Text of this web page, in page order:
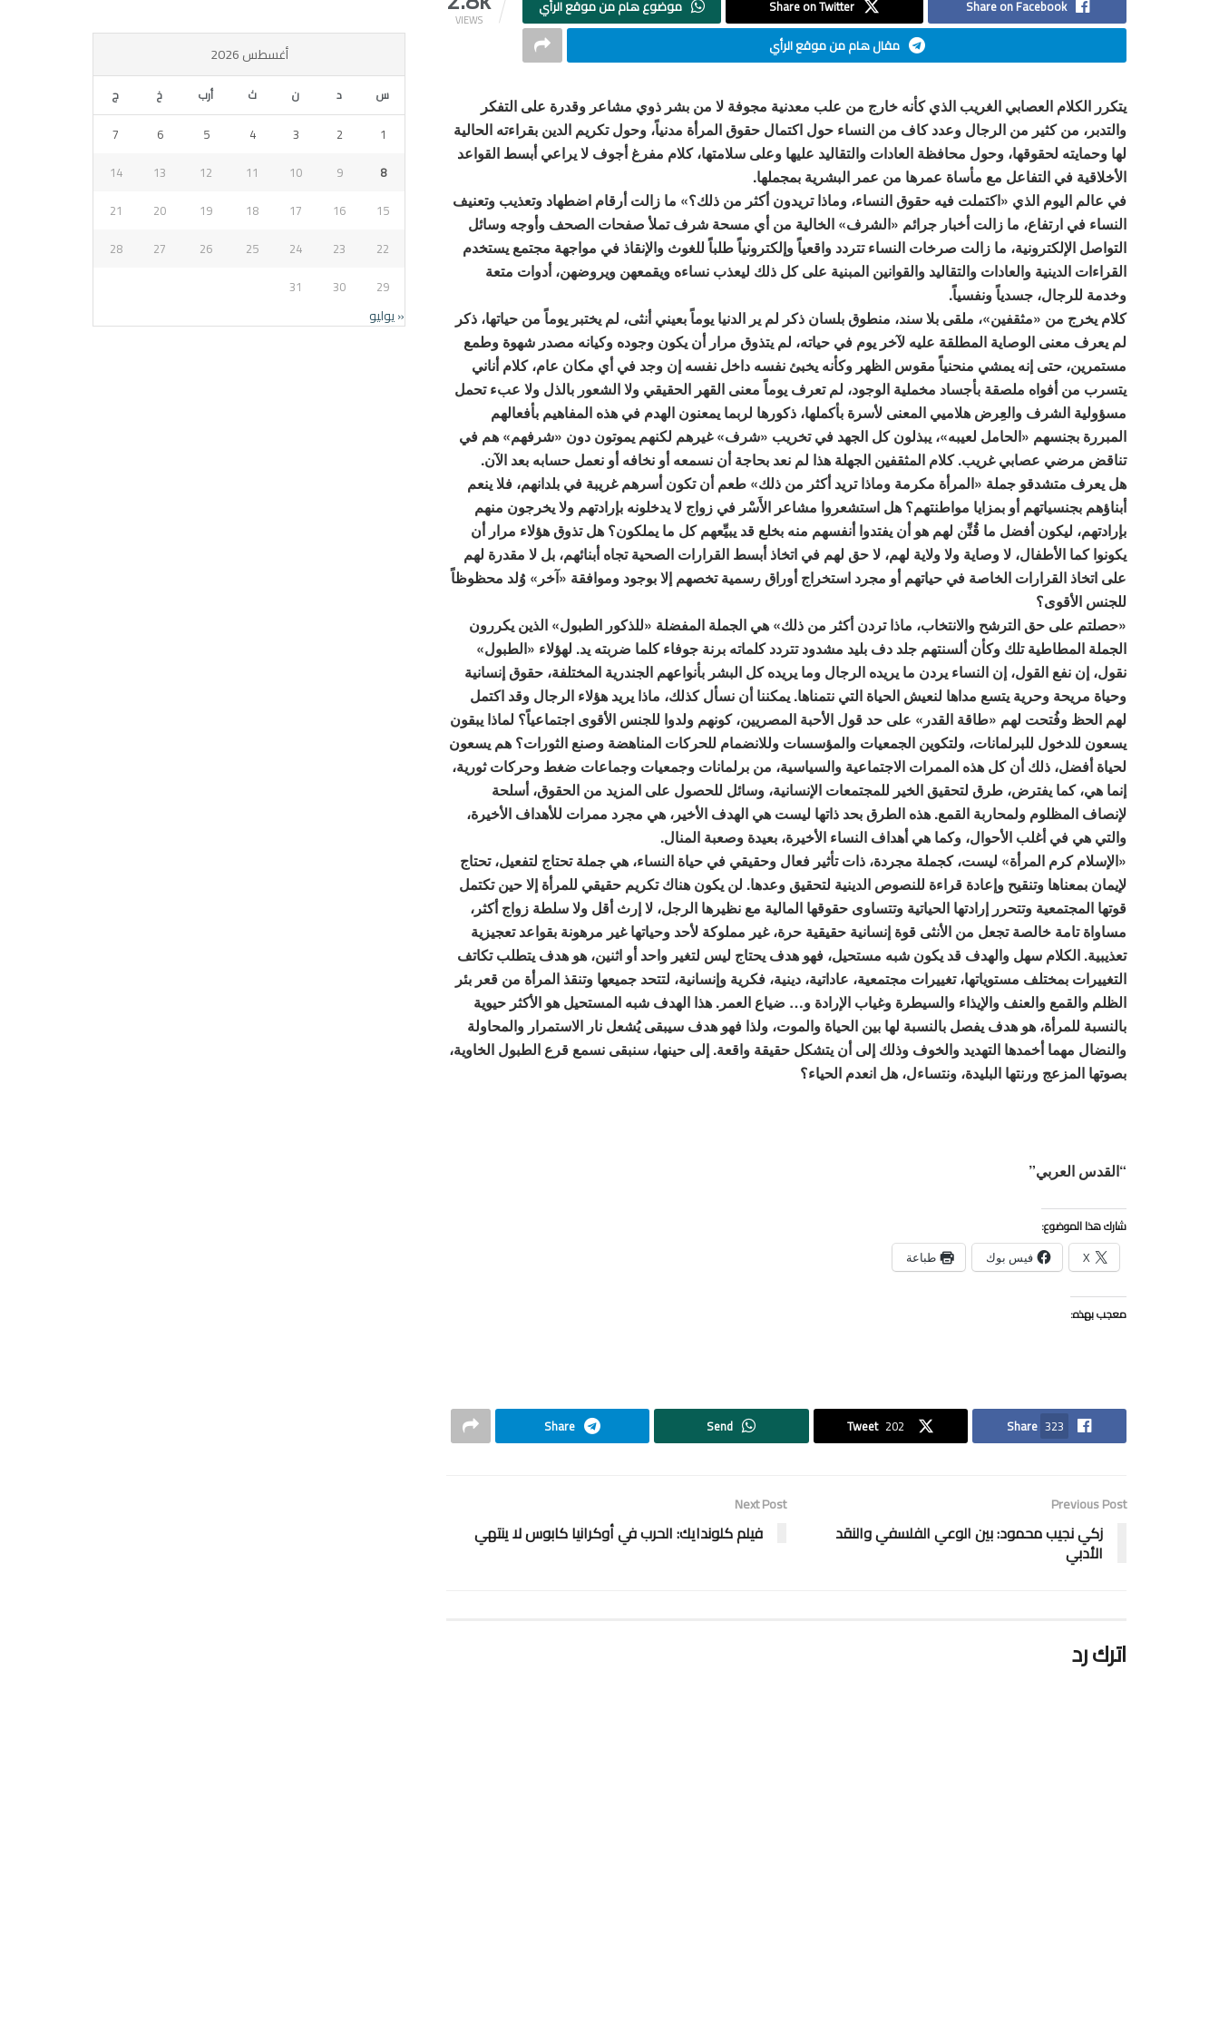
VIEWS
Share on Facebook
Share on Twitter
موضوع هام من موقع الرأي
مقال هام من موقع الرأي
يتكرر الكلام العصابي الغريب الذي كأنه خارج من علب معدنية مجوفة لا من بشر ذوي مشاعر وقدرة على التفكر
والتدبر، من كثير من الرجال وعدد كاف من النساء حول اكتمال حقوق المرأة مدنياً، وحول تكريم الدين بقراءته الحالية
لها وحمايته لحقوقها، وحول محافظة العادات والتقاليد عليها وعلى سلامتها، كلام مفرغ أجوف لا يراعي أبسط القواعد
الأخلاقية في التفاعل مع مأساة عمرها من عمر البشرية بمجملها.
في عالم اليوم الذي «اكتملت فيه حقوق النساء، وماذا تريدون أكثر من ذلك؟» ما زالت أرقام اضطهاد وتعذيب وتعنيف
النساء في ارتفاع، ما زالت أخبار جرائم «الشرف» الخالية من أي مسحة شرف تملأ صفحات الصحف وأوجه وسائل
التواصل الإلكترونية، ما زالت صرخات النساء تتردد واقعياً وإلكترونياً طلباً للغوث والإنقاذ في مواجهة مجتمع يستخدم
القراءات الدينية والعادات والتقاليد والقوانين المبنية على كل ذلك ليعذب نساءه ويقمعهن ويروضهن، أدوات متعة
وخدمة للرجال، جسدياً ونفسياً.
كلام يخرج من «مثقفين»، ملقى بلا سند، منطوق بلسان ذكر لم ير الدنيا يوماً بعيني أنثى، لم يختبر يوماً من حياتها، ذكر
لم يعرف معنى الوصاية المطلقة عليه لآخر يوم في حياته، لم يتذوق مرار أن يكون وجوده وكيانه مصدر شهوة وطمع
مستمرين، حتى إنه يمشي منحنياً مقوس الظهر وكأنه يخبئ نفسه داخل نفسه إن وجد في أي مكان عام، كلام أناني
يتسرب من أفواه ملصقة بأجساد مخملية الوجود، لم تعرف يوماً معنى القهر الحقيقي ولا الشعور بالذل ولا عبء تحمل
مسؤولية الشرف والعِرض هلاميي المعنى لأسرة بأكملها، ذكورها لربما يمعنون الهدم في هذه المفاهيم بأفعالهم
المبررة بجنسهم «الحامل لعيبه»، يبذلون كل الجهد في تخريب «شرف» غيرهم لكنهم يموتون دون «شرفهم» هم في
تناقض مرضي عصابي غريب. كلام المثقفين الجهلة هذا لم نعد بحاجة أن نسمعه أو نخافه أو نعمل حسابه بعد الآن.
هل يعرف متشدقو جملة «المرأة مكرمة وماذا تريد أكثر من ذلك» طعم أن تكون أسرهم غريبة في بلدانهم، فلا ينعم
أبناؤهم بجنسياتهم أو بمزايا مواطنتهم؟ هل استشعروا مشاعر الأَسْر في زواج لا يدخلونه بإرادتهم ولا يخرجون منهم
بإرادتهم، ليكون أفضل ما قُنِّن لهم هو أن يفتدوا أنفسهم منه بخلع قد يبيِّعهم كل ما يملكون؟ هل تذوق هؤلاء مرار أن
يكونوا كما الأطفال، لا وصاية ولا ولاية لهم، لا حق لهم في اتخاذ أبسط القرارات الصحية تجاه أبنائهم، بل لا مقدرة لهم
على اتخاذ القرارات الخاصة في حياتهم أو مجرد استخراج أوراق رسمية تخصهم إلا بوجود وموافقة «آخر» وُلد محظوظاً
للجنس الأقوى؟
«حصلتم على حق الترشح والانتخاب، ماذا تردن أكثر من ذلك» هي الجملة المفضلة «للذكور الطبول» الذين يكررون
الجملة المطاطية تلك وكأن ألسنتهم جلد دف بليد مشدود تتردد كلماته برنة جوفاء كلما ضربته يد. لهؤلاء «الطبول»
نقول، إن نفع القول، إن النساء يردن ما يريده الرجال وما يريده كل البشر بأنواعهم الجندرية المختلفة، حقوق إنسانية
وحياة مريحة وحرية يتسع مداها لنعيش الحياة التي نتمناها. يمكننا أن نسأل كذلك، ماذا يريد هؤلاء الرجال وقد اكتمل
لهم الحظ وفُتحت لهم «طاقة القدر» على حد قول الأحبة المصريين، كونهم ولدوا للجنس الأقوى اجتماعياً؟ لماذا يبقون
يسعون للدخول للبرلمانات، ولتكوين الجمعيات والمؤسسات وللانضمام للحركات المناهضة وصنع الثورات؟ هم يسعون
لحياة أفضل، ذلك أن كل هذه الممرات الاجتماعية والسياسية، من برلمانات وجمعيات وجماعات ضغط وحركات ثورية،
إنما هي، كما يفترض، طرق لتحقيق الخير للمجتمعات الإنسانية، وسائل للحصول على المزيد من الحقوق، أسلحة
لإنصاف المظلوم ولمحاربة القمع. هذه الطرق بحد ذاتها ليست هي الهدف الأخير، هي مجرد ممرات للأهداف الأخيرة،
والتي هي في أغلب الأحوال، وكما هي أهداف النساء الأخيرة، بعيدة وصعبة المنال.
«الإسلام كرم المرأة» ليست، كجملة مجردة، ذات تأثير فعال وحقيقي في حياة النساء، هي جملة تحتاج لتفعيل، تحتاج
لإيمان بمعناها وتنقيح وإعادة قراءة للنصوص الدينية لتحقيق وعدها. لن يكون هناك تكريم حقيقي للمرأة إلا حين تكتمل
قوتها المجتمعية وتتحرر إرادتها الحياتية وتتساوى حقوقها المالية مع نظيرها الرجل، لا إرث أقل ولا سلطة زواج أكثر،
مساواة تامة خالصة تجعل من الأنثى قوة إنسانية حقيقية حرة، غير مملوكة لأحد وحياتها غير مرهونة بقواعد تعجيزية
تعذيبية. الكلام سهل والهدف قد يكون شبه مستحيل، فهو هدف يحتاج ليس لتغير واحد أو اثنين، هو هدف يتطلب تكاتف
التغييرات بمختلف مستوياتها، تغييرات مجتمعية، عاداتية، دينية، فكرية وإنسانية، لتتحد جميعها وتنقذ المرأة من قعر بئر
الظلم والقمع والعنف والإيذاء والسيطرة وغياب الإرادة و… ضياع العمر. هذا الهدف شبه المستحيل هو الأكثر حيوية
بالنسبة للمرأة، هو هدف يفصل بالنسبة لها بين الحياة والموت، ولذا فهو هدف سيبقى يُشعل نار الاستمرار والمحاولة
والنضال مهما أخمدها التهديد والخوف وذلك إلى أن يتشكل حقيقة واقعة. إلى حينها، سنبقى نسمع قرع الطبول الخاوية،
بصوتها المزعج ورنتها البليدة، ونتساءل، هل انعدم الحياء؟
“القدس العربي”
شارك هذا الموضوع:
X فيس بوك طباعة
معجب بهذه:
Share 323
Tweet 202
Send
Share
Previous Post
زكي نجيب محمود: بين الوعي الفلسفي والنقد
الأدبي
Next Post
فيلم كلوندايك: الحرب في أوكرانيا كابوس لا ينتهي
اترك رد
أغسطس 2026
س د ن ث أرب خ ج
1
2
3
4
5
6
7
8
9
10
11
12
13
14
15
16
17
18
19
20
21
22
23
24
25
26
27
28
29
30
31
« يوليو